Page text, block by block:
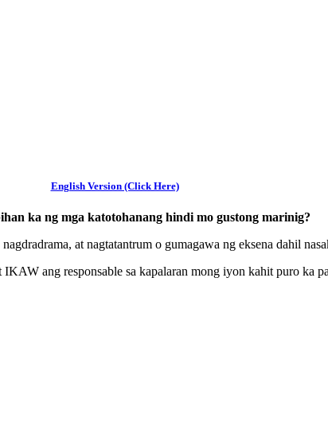
English Version (Click Here)
ka ng mga katotohanang hindi mo gustong marinig?
at nagtatantrum o gumagawa ng eksena dahil
ang responsable sa kapalaran mong iyon kahit puro ka